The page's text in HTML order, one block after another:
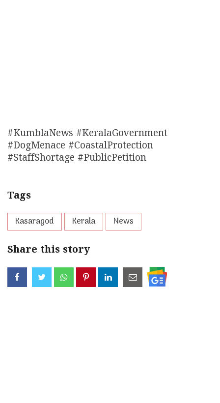
#KumblaNews #KeralaGovernment
#DogMenace #CoastalProtection
#StaffShortage #PublicPetition
Tags
Kasaragod Kerala News
Share this story